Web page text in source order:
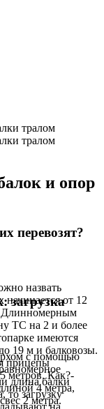
и опор
перевозят?
назвать
от 12
Длинномерным
ТС на 2 и более
имеются
19 м и балковозы.
прицепы
метров. Как?-
4 метра,
2 метра.
загрузка
с помощью
длина балки
то загрузку
на